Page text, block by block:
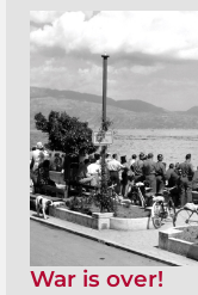
War is over!